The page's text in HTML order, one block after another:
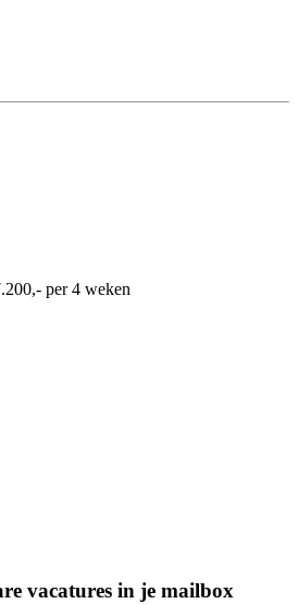
per 4 weken
vacatures in je mailbox